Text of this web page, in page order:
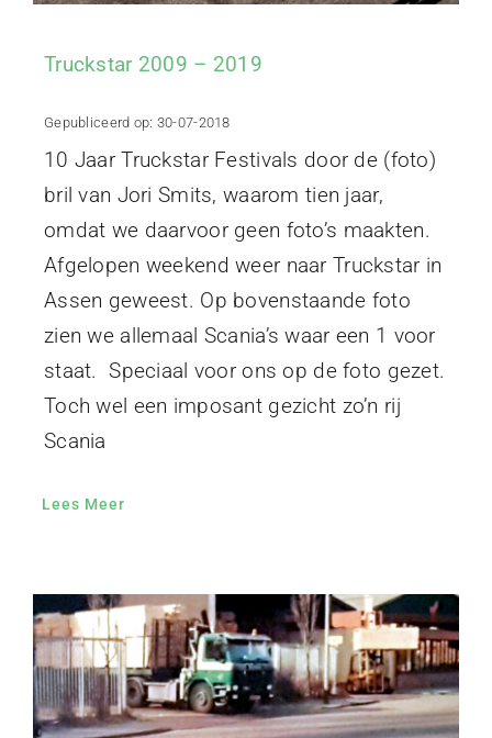
Truckstar 2009 – 2019
Gepubliceerd op: 30-07-2018
10 Jaar Truckstar Festivals door de (foto)
bril van Jori Smits, waarom tien jaar,
omdat we daarvoor geen foto’s maakten.
Afgelopen weekend weer naar Truckstar in
Assen geweest. Op bovenstaande foto
zien we allemaal Scania’s waar een 1 voor
staat. Speciaal voor ons op de foto gezet.
Toch wel een imposant gezicht zo’n rij
Scania
Lees Meer